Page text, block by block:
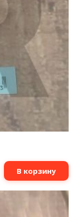
В корзину